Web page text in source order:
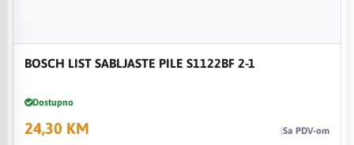
BOSCH LIST SABLJASTE PILE S1122BF 2-1
Dostupno
24,30 KM Sa PDV-om